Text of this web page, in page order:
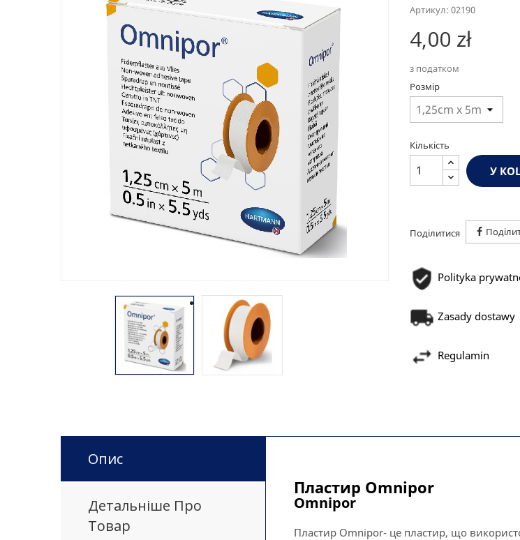
Артикул: 02190
4,00 zł
з податком
Розмір
Кількість
У
Поділитися
Polityka
Zasady dostawy
Regulamin
Опис
Детальніше Про
Товар
Пластир Оmnipor
Оmnipor
Пластир Оmnipor- це пластир, що